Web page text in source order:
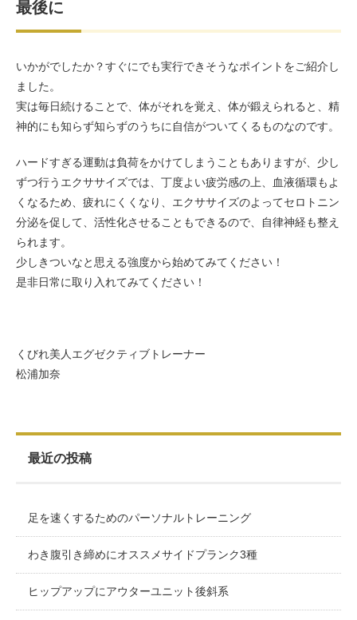
最後に
いかがでしたか？すぐにでも実行できそうなポイントをご紹介し
ました。
実は毎日続けることで、体がそれを覚え、体が鍛えられると、精
神的にも知らず知らずのうちに自信がついてくるものなのです。
ハードすぎる運動は負荷をかけてしまうこともありますが、少し
ずつ行うエクササイズでは、丁度よい疲労感の上、血液循環もよ
くなるため、疲れにくくなり、エクササイズのよってセロトニン
分泌を促して、活性化させることもできるので、自律神経も整え
られます。
少しきついなと思える強度から始めてみてください！
是非日常に取り入れてみてください！
くびれ美人エグゼクティブトレーナー
松浦加奈
最近の投稿
足を速くするためのパーソナルトレーニング
わき腹引き締めにオススメサイドプランク3種
ヒップアップにアウターユニット後斜系